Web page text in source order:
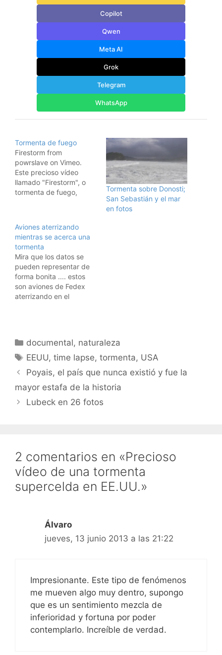
Copilot
Qwen
Meta AI
Grok
Telegram
WhatsApp
Tormenta de fuego
Firestorm from
powrslave on Vimeo.
Este precioso vídeo
llamado "Firestorm", o
tormenta de fuego,
lo largo de dos días.
Tormenta sobre Donosti;
San Sebastián y el mar
en fotos
Aviones aterrizando
mientras se acerca una
tormenta
Mira que los datos se
pueden representar de
forma bonita .... estos
son aviones de Fedex
aterrizando en el
parece mucho, pero
puesto en imágenes de
cosa cambia. Preciosa
matemática.
Categorías
documental, naturaleza
Etiquetas
EEUU,time lapse,tormenta, USA
Poyais, el país que nunca existió y fue la
mayor estafa de la historia
Lubeck en 26 fotos
2 comentarios en «Precioso
vídeo de una tormenta
supercelda en EE.UU.»
Álvaro
jueves, 13 junio 2013 a las 21:22
Impresionante. Este tipo de fenómenos
me mueven algo muy dentro, supongo
que es un sentimiento mezcla de
inferioridad y fortuna por poder
contemplarlo. Increíble de verdad.